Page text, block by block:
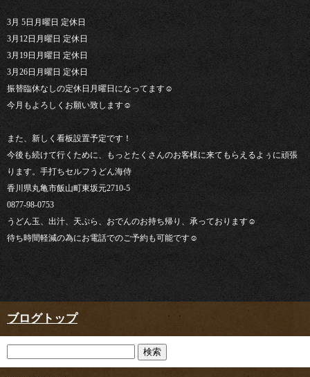
3月 5日月曜日 定休日
3月12日月曜日 定休日
3月19日月曜日 定休日
3月26日月曜日 定休日
振替臨休なしの定休日月曜日になってます☺︎
今月もよろしくお願い致します☺︎
また、新しく看板設置予定です！
今後も続けて行くために、もっとたくさんのお客様に来てもらえるよぅに頑張
ります。手打ちセルフうどん海侍
香川県丸亀市飯山町東坂元2710-5
0877-98-0753
うどん玉、出汁、天ぷら、おでんのお持ち帰り、承っております☺︎
待ち時間軽減の為にお電話でのご予約も可能です☺︎
ブログトップ